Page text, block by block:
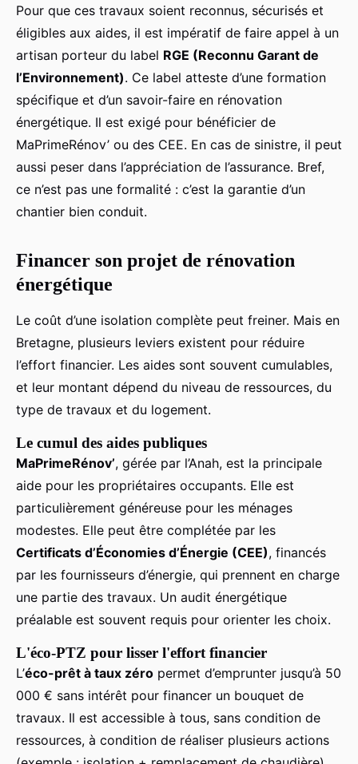
Pour que ces travaux soient reconnus, sécurisés et
éligibles aux aides, il est impératif de faire appel à un
artisan porteur du label RGE (Reconnu Garant de
l’Environnement). Ce label atteste d’une formation
spécifique et d’un savoir-faire en rénovation
énergétique. Il est exigé pour bénéficier de
MaPrimeRénov’ ou des CEE. En cas de sinistre, il peut
aussi peser dans l’appréciation de l’assurance. Bref,
ce n’est pas une formalité : c’est la garantie d’un
chantier bien conduit.
Financer son projet de rénovation
énergétique
Le coût d’une isolation complète peut freiner. Mais en
Bretagne, plusieurs leviers existent pour réduire
l’effort financier. Les aides sont souvent cumulables,
et leur montant dépend du niveau de ressources, du
type de travaux et du logement.
Le cumul des aides publiques
MaPrimeRénov’, gérée par l’Anah, est la principale
aide pour les propriétaires occupants. Elle est
particulièrement généreuse pour les ménages
modestes. Elle peut être complétée par les
Certificats d’Économies d’Énergie (CEE), financés
par les fournisseurs d’énergie, qui prennent en charge
une partie des travaux. Un audit énergétique
préalable est souvent requis pour orienter les choix.
L'éco-PTZ pour lisser l'effort financier
L’éco-prêt à taux zéro permet d’emprunter jusqu’à 50
000 € sans intérêt pour financer un bouquet de
travaux. Il est accessible à tous, sans condition de
ressources, à condition de réaliser plusieurs actions